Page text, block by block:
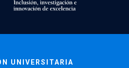
UNIVERSITARIA